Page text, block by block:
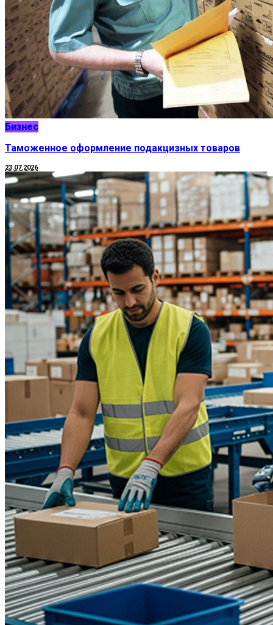
Бизнес
Таможенное оформление подакцизных товаров
23.07.2026